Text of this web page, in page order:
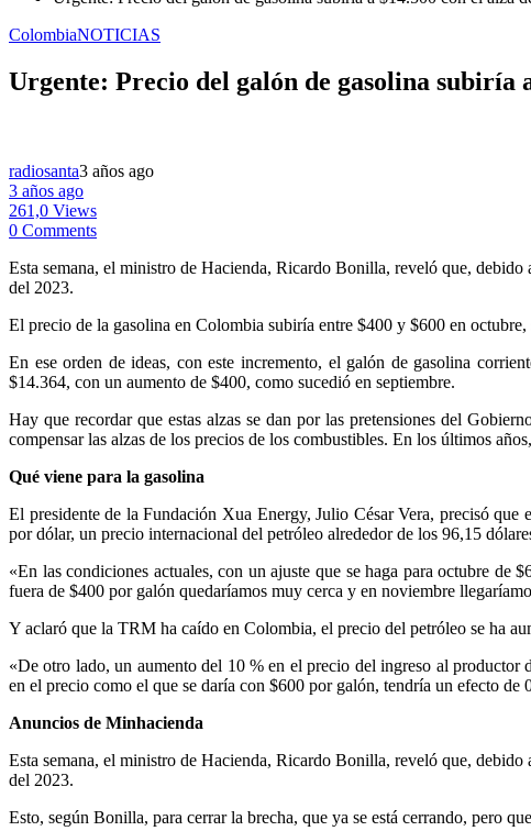
ColombiaNOTICIAS
Urgente: Precio del galón de gasolina subiría
radiosanta3 años ago
3 años ago
261,0 Views
0 Comments
Esta semana, el ministro de Hacienda, Ricardo Bonilla, reveló que,
del 2023.
El precio de la gasolina en Colombia subiría entre $400 y $600 en
En ese orden de ideas, con este incremento, el galón de gasolina
$14.364, con un aumento de $400, como sucedió en septiembre.
Hay que recordar que estas alzas se dan por las pretensiones del
compensar las alzas de los precios de los combustibles. En los últimos
Qué viene para la gasolina
El presidente de la Fundación Xua Energy, Julio César Vera, precisó
por dólar, un precio internacional del petróleo alrededor de los 96,15
«En las condiciones actuales, con un ajuste que se haga para octubre de
fuera de $400 por galón quedaríamos muy cerca y en noviembre
Y aclaró que la TRM ha caído en Colombia, el precio del petróleo se ha
«De otro lado, un aumento del 10 % en el precio del ingreso al
en el precio como el que se daría con $600 por galón, tendría un efecto de
Anuncios de Minhacienda
Esta semana, el ministro de Hacienda, Ricardo Bonilla, reveló que,
del 2023.
Esto, según Bonilla, para cerrar la brecha, que ya se está cerrando, pero